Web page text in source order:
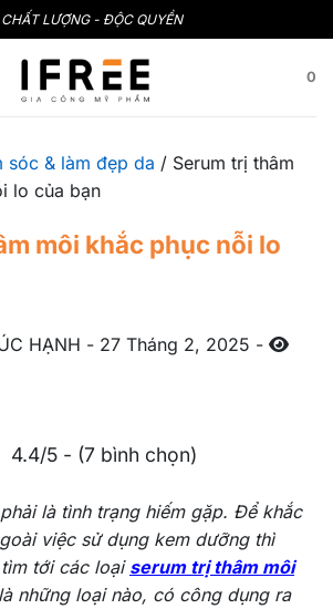
LƯỢNG - ĐỘC QUYỀN
0
sóc & làm đẹp da / Serum trị thâm
lo của bạn
môi khắc phục nỗi lo
HẠNH - 27 Tháng 2, 2025 -
4.4/5 - (7 bình chọn)
là tình trạng hiếm gặp. Để khắc
việc sử dụng kem dưỡng thì
tới các loại serum trị thâm môi
những loại nào, có công dụng ra